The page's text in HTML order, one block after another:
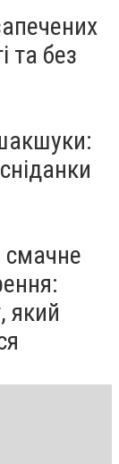
та без
смачне
який